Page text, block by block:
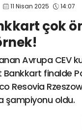
11 Nisan 2025 14:07
çok
Avrupa CEV
Bankkart finalde
Resovia
şampiyonu oldu.
info@spor41.com